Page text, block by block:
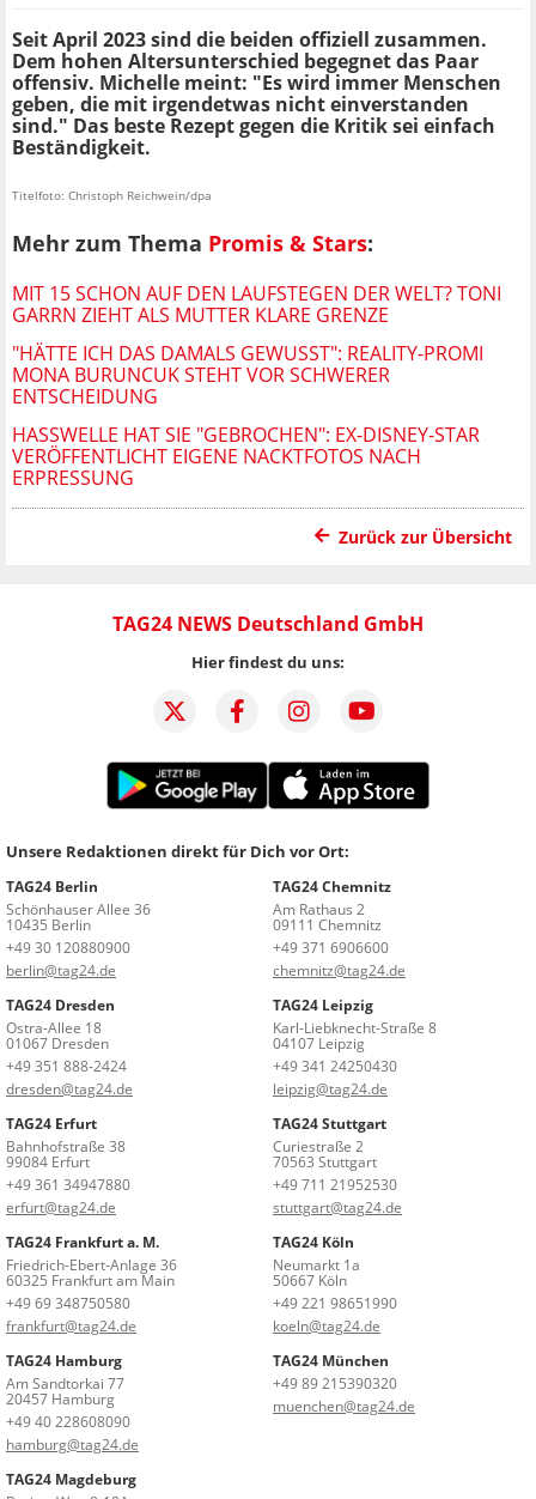
Seit April 2023 sind die beiden offiziell zusammen.
Dem hohen Altersunterschied begegnet das Paar
offensiv. Michelle meint: "Es wird immer Menschen
geben, die mit irgendetwas nicht einverstanden
sind." Das beste Rezept gegen die Kritik sei einfach
Beständigkeit.
Titelfoto: Christoph Reichwein/dpa
Mehr zum Thema Promis & Stars:
MIT 15 SCHON AUF DEN LAUFSTEGEN DER WELT? TONI
GARRN ZIEHT ALS MUTTER KLARE GRENZE
"HÄTTE ICH DAS DAMALS GEWUSST": REALITY-PROMI
MONA BURUNCUK STEHT VOR SCHWERER
ENTSCHEIDUNG
HASSWELLE HAT SIE "GEBROCHEN": EX-DISNEY-STAR
VERÖFFENTLICHT EIGENE NACKTFOTOS NACH
ERPRESSUNG
Zurück zur Übersicht
TAG24 NEWS Deutschland GmbH
Hier findest du uns:
Unsere Redaktionen direkt für Dich vor Ort:
TAG24 Berlin
Schönhauser Allee 36
10435 Berlin
+49 30 120880900
berlin@tag24.de
TAG24 Chemnitz
Am Rathaus 2
09111 Chemnitz
+49 371 6906600
chemnitz@tag24.de
TAG24 Dresden
Ostra-Allee 18
01067 Dresden
+49 351 888-2424
dresden@tag24.de
TAG24 Leipzig
Karl-Liebknecht-Straße 8
04107 Leipzig
+49 341 24250430
leipzig@tag24.de
TAG24 Erfurt
Bahnhofstraße 38
99084 Erfurt
+49 361 34947880
erfurt@tag24.de
TAG24 Stuttgart
Curiestraße 2
70563 Stuttgart
+49 711 21952530
stuttgart@tag24.de
TAG24 Frankfurt a. M.
Friedrich-Ebert-Anlage 36
60325 Frankfurt am Main
+49 69 348750580
frankfurt@tag24.de
TAG24 Köln
Neumarkt 1a
50667 Köln
+49 221 98651990
koeln@tag24.de
TAG24 Hamburg
Am Sandtorkai 77
20457 Hamburg
+49 40 228608090
hamburg@tag24.de
TAG24 München
+49 89 215390320
muenchen@tag24.de
TAG24 Magdeburg